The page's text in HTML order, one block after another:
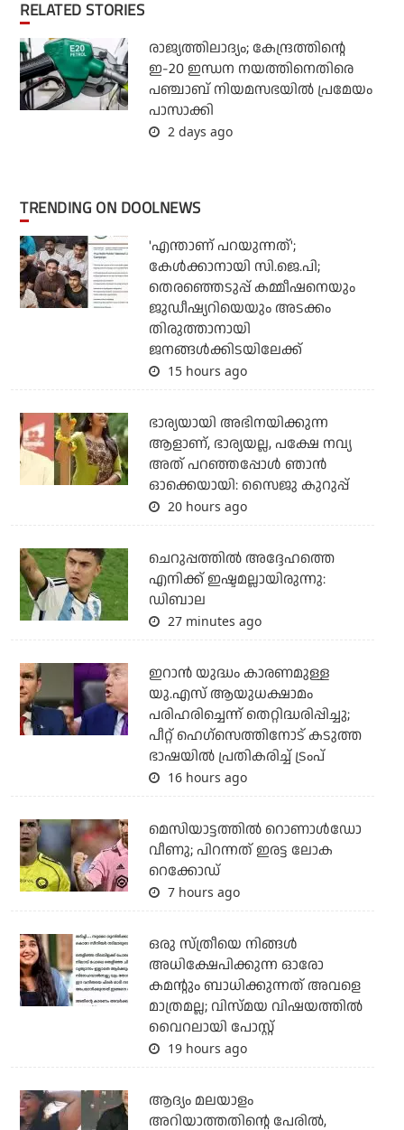
RELATED STORIES
രാജ്യത്തിലാദ്യം; കേന്ദ്രത്തിന്റെ
ഇ-20 ഇന്ധന നയത്തിനെതിരെ
പഞ്ചാബ് നിയമസഭയില്‍ പ്രമേയം
പാസാക്കി
2 days ago
TRENDING ON DOOLNEWS
'എന്താണ് പറയുന്നത്';
കേള്‍ക്കാനായി സി.ജെ.പി;
തെരഞ്ഞെടുപ്പ് കമ്മീഷനെയും
ജുഡീഷ്യറിയെയും അടക്കം
തിരുത്താനായി
ജനങ്ങള്‍ക്കിടയിലേക്ക്
15 hours ago
ഭാര്യയായി അഭിനയിക്കുന്ന
ആളാണ്, ഭാര്യയല്ല, പക്ഷേ നവ്യ
അത് പറഞ്ഞപ്പോള്‍ ഞാന്‍
ഓക്കെയായി: സൈജു കുറുപ്പ്
20 hours ago
ചെറുപ്പത്തില്‍ അദ്ദേഹത്തെ
എനിക്ക് ഇഷ്ടമല്ലായിരുന്നു:
ഡിബാല
27 minutes ago
ഇറാന്‍ യുദ്ധം കാരണമുള്ള
യു.എസ് ആയുധക്ഷാമം
പരിഹരിച്ചെന്ന് തെറ്റിദ്ധരിപ്പിച്ചു;
പീറ്റ് ഹെഗ്‌സെത്തിനോട് കടുത്ത
ഭാഷയില്‍ പ്രതികരിച്ച് ട്രംപ്
16 hours ago
മെസിയാട്ടത്തില്‍ റൊണാള്‍ഡോ
വീണു; പിറന്നത് ഇരട്ട ലോക
റെക്കോഡ്
7 hours ago
ഒരു സ്ത്രീയെ നിങ്ങള്‍
അധിക്ഷേപിക്കുന്ന ഓരോ
കമന്റും ബാധിക്കുന്നത് അവളെ
മാത്രമല്ല; വിസ്മയ വിഷയത്തില്‍
വൈറലായി പോസ്റ്റ്
19 hours ago
ആദ്യം മലയാളം
അറിയാത്തതിന്റെ പേരില്‍,